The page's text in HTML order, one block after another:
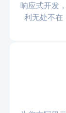
响应式开发
利无处不在